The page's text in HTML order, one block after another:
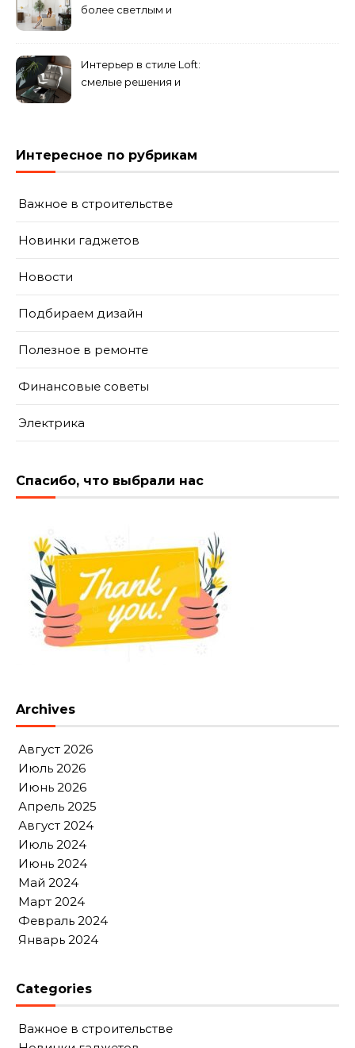
уникального комплекса
более светлым и
помещения
Интерьер в стиле Loft:
смелые решения и
Интересное по рубрикам
Важное в строительстве
Новинки гаджетов
Новости
Подбираем дизайн
Полезное в ремонте
Финансовые советы
Электрика
Спасибо, что выбрали нас
Archives
Август 2026
Июль 2026
Июнь 2026
Апрель 2025
Август 2024
Июль 2024
Июнь 2024
Май 2024
Март 2024
Февраль 2024
Январь 2024
Categories
Важное в строительстве